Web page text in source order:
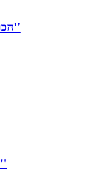
הכובען המטורף צבעוני''
וסט ייצוגי שחור זהב''